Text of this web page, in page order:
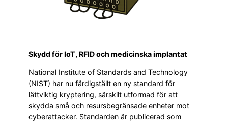
Skydd för IoT, RFID och medicinska implantat
National Institute of Standards and Technology
(NIST) har nu färdigställt en ny standard för
lättviktig kryptering, särskilt utformad för att
skydda små och resursbegränsade enheter mot
cyberattacker. Standarden är publicerad som